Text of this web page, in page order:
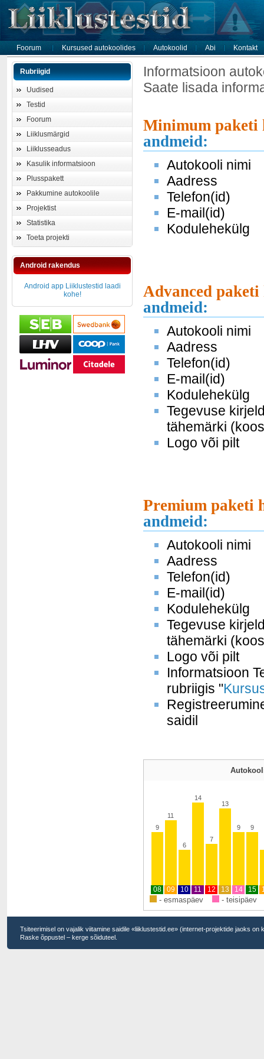
Foorum Kursused autokoolides Autokoolid Abi Kontakt
Rubriigid
Uudised
Testid
Foorum
Liiklusmärgid
Liiklusseadus
Kasulik informatsioon
Plusspakett
Pakkumine autokoolile
Projektist
Statistika
Toeta projekti
Android rakendus
Android app Liiklustestid laadi
kohe!
Informatsioon
Saate lisada
Minimum paketi
andmeid:
Autokooli nimi
Aadress
Telefon(id)
E-mail(id)
Kodulehekülg
Advanced paketi
andmeid:
Autokooli nimi
Aadress
Telefon(id)
E-mail(id)
Kodulehekülg
Tegevuse
tähemärki
Logo või pilt
Premium paketi
andmeid:
Autokooli nimi
Aadress
Telefon(id)
E-mail(id)
Kodulehekülg
Tegevuse
tähemärki
Logo või pilt
Informatsioon
rubriigis "
saidil
9
08
11
09
6
10
14
11
7
12
13
13
9
14
9
15
- esmaspäev - teisipäev
Tsiteerimisel on vajalik viitamine saidile «liiklustestid.ee» (internet-projektide jaoks on
Raske õppustel – kerge sõiduteel.